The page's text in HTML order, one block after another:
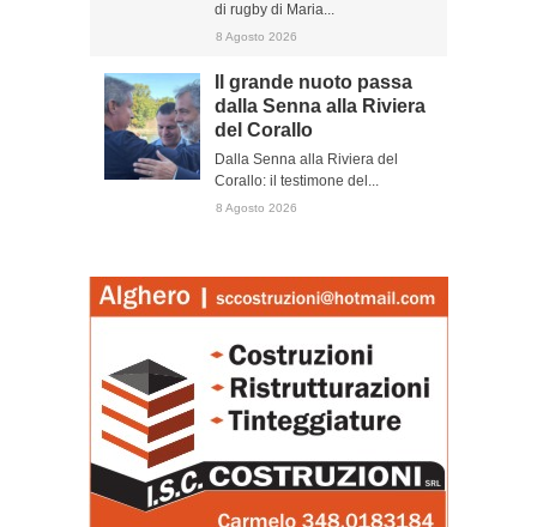
di rugby di Maria...
8 Agosto 2026
Il grande nuoto passa
dalla Senna alla Riviera
del Corallo
Dalla Senna alla Riviera del
Corallo: il testimone del...
8 Agosto 2026